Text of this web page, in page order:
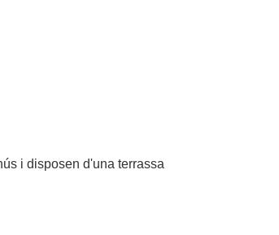
i disposen d'una terrassa